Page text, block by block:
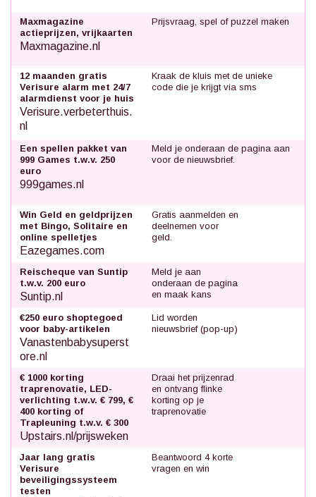
Maxmagazine
actieprijzen, vrijkaarten
Maxmagazine.nl
Prijsvraag, spel of puzzel maken
12 maanden gratis
Verisure alarm met 24/7
alarmdienst voor je huis
Verisure.verbeterthuis.
nl
Kraak de kluis met de unieke
code die je krijgt via sms
Een spellen pakket van
999 Games t.w.v. 250
euro
999games.nl
Meld je onderaan de pagina aan
voor de nieuwsbrief.
Win Geld en geldprijzen
met Bingo, Solitaire en
online spelletjes
Eazegames.com
Gratis aanmelden en
deelnemen voor
geld.
Reischeque van Suntip
t.w.v. 200 euro
Suntip.nl
Meld je aan
onderaan de pagina
en maak kans
€250 euro shoptegoed
voor baby-artikelen
Vanastenbabysuperst
ore.nl
Lid worden
nieuwsbrief (pop-up)
€ 1000 korting
traprenovatie, LED-
verlichting t.w.v. € 799, €
400 korting of
Trapleuning t.w.v. € 300
Upstairs.nl/prijsweken
Draai het prijzenrad
en ontvang flinke
korting op je
traprenovatie
Jaar lang gratis
Verisure
beveiligingssysteem
testen
Beantwoord 4 korte
vragen en win